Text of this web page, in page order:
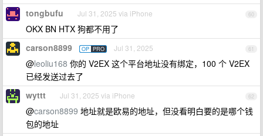
60
tongbufu Jul 31, 2025 via iPhone
OKX BN HTX 狗都不用了
61
carson8899 OP PRO Jul 31, 2025
@leoliu168 你的 V2EX 这个平台地址没有绑定，100 个 V2EX
已经发送过去了
62
wyttt Jul 31, 2025 via iPhone
@carson8899 地址就是欧易的地址，但没看明白要的是哪个钱
包的地址